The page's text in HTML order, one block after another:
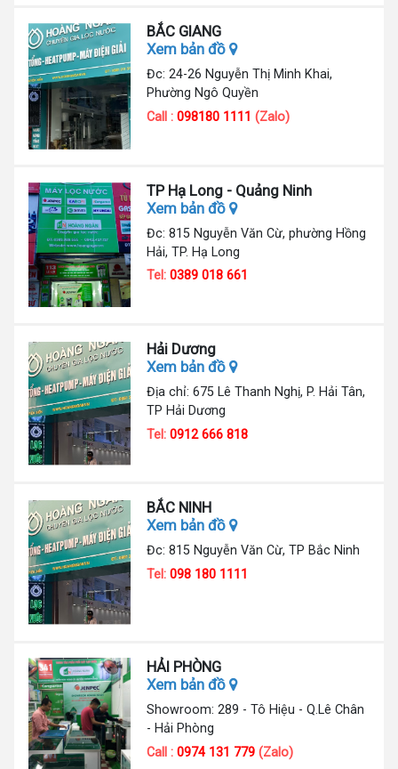
BẮC GIANG
Xem bản đồ
Đc: 24-26 Nguyễn Thị Minh Khai,
Phường Ngô Quyền
Call :098180 1111 (Zalo)
TP Hạ Long - Quảng Ninh
Xem bản đồ
Đc: 815 Nguyễn Văn Cừ, phường Hồng
Hải, TP. Hạ Long
Tel:0389 018 661
Hải Dương
Xem bản đồ
Địa chỉ: 675 Lê Thanh Nghị, P. Hải Tân,
TP Hải Dương
Tel:0912 666 818
BẮC NINH
Xem bản đồ
Đc: 815 Nguyễn Văn Cừ, TP Bắc Ninh
Tel:098 180 1111
HẢI PHÒNG
Xem bản đồ
Showroom: 289 - Tô Hiệu - Q.Lê Chân
- Hải Phòng
Call :0974 131 779 (Zalo)